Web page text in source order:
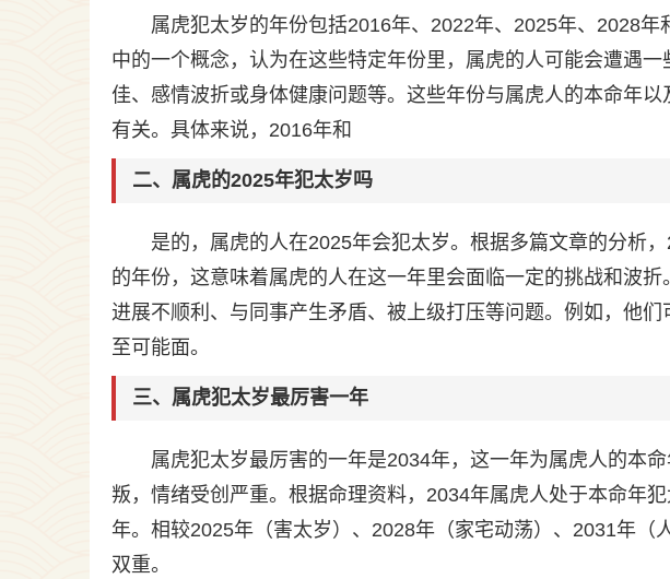
属虎犯太岁的年份包括2016年、2022年、2025年、2028
中的一个概念，认为在这些特定年份里，属虎的人可能会遭遇
佳、感情波折或身体健康问题等。这些年份与属虎人的本命年
有关。具体来说，2016年和
二、属虎的2025年犯太岁吗
是的，属虎的人在2025年会犯太岁。根据多篇文章的分析
的年份，这意味着属虎的人在这一年里会面临一定的挑战和波
进展不顺利、与同事产生矛盾、被上级打压等问题。例如，他
至可能面。
三、属虎犯太岁最厉害一年
属虎犯太岁最厉害的一年是2034年，这一年为属虎人的本
叛，情绪受创严重。根据命理资料，2034年属虎人处于本命年
年。相较2025年（害太岁）、2028年（家宅动荡）、2031年（
双重。